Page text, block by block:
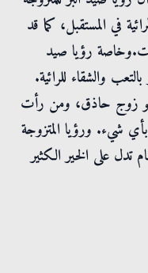
في المستقبل، كما قد
رؤيا صيد
والشقاء للرائية.
فهو زوج حاذق، ومن رأت
شيء. ورؤيا المتزوجة
تدل على الخير الكثير